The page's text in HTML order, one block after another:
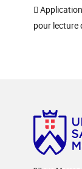

pour lecture